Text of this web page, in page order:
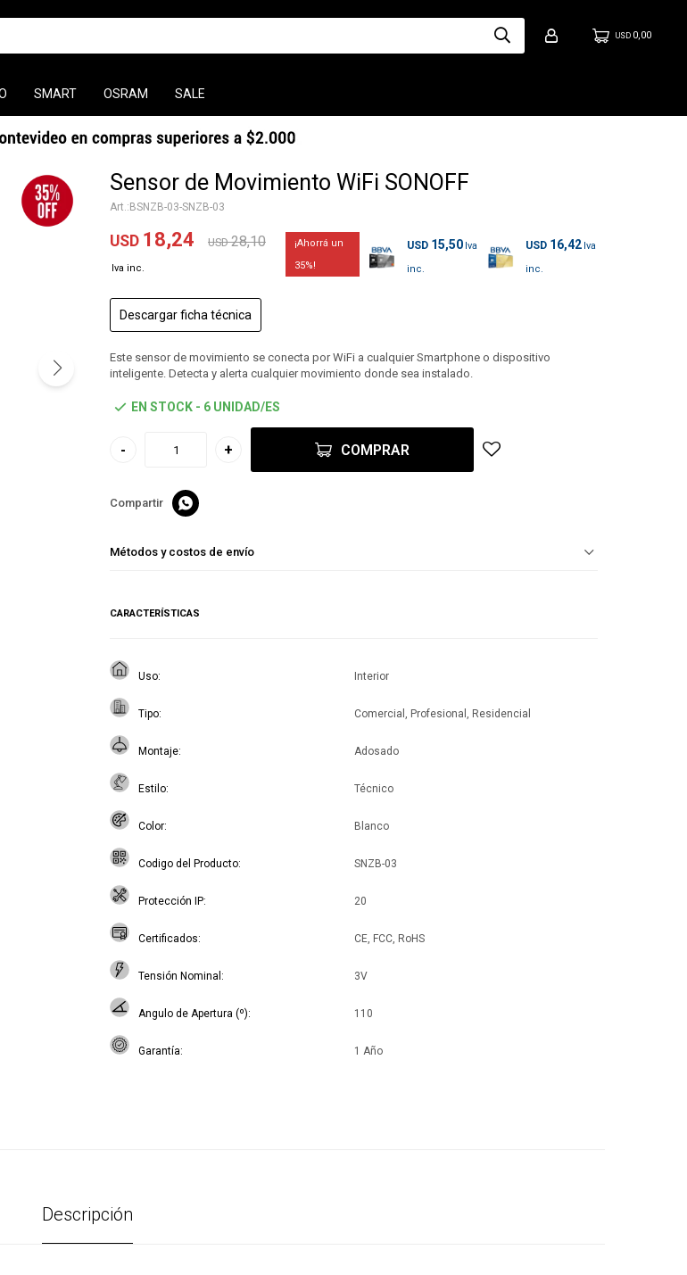
SMART OSRAM SALE
USD 0,00
Sensor de Movimiento WiFi SONOFF
BSNZB-03-SNZB-03
USD 18,24 USD 28,10
35
USD 15,50 USD 16,42
Descargar ficha técnica
Este sensor de movimiento se conecta por WiFi a cualquier Smartphone o dispositivo
inteligente. Detecta y alerta cualquier movimiento donde sea instalado.
EN STOCK - 6 UNIDAD/ES
- + COMPRAR

Métodos y costos de envío
CARACTERÍSTICAS
Uso Interior
Tipo Comercial, Profesional, Residencial
Montaje Adosado
Estilo Técnico
Color Blanco
Codigo del Producto SNZB-03
Protección IP 20
Certificados CE, FCC, RoHS
Tensión Nominal 3V
Angulo de Apertura (º) 110
Garantía 1 Año
Descripción